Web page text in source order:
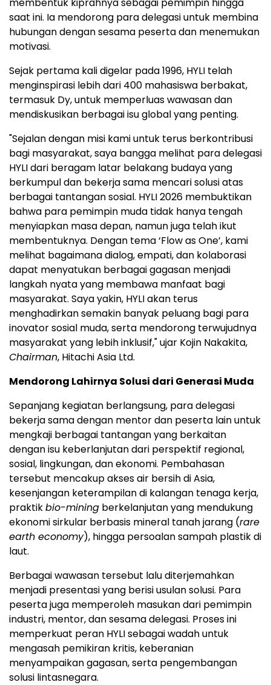
saat ini. Ia mendorong para delegasi untuk membina
hubungan dengan sesama peserta dan menemukan
motivasi.
Sejak pertama kali digelar pada 1996, HYLI telah
menginspirasi lebih dari 400 mahasiswa berbakat,
termasuk Dy, untuk memperluas wawasan dan
mendiskusikan berbagai isu global yang penting.
"Sejalan dengan misi kami untuk terus berkontribusi
bagi masyarakat, saya bangga melihat para delegasi
HYLI dari beragam latar belakang budaya yang
berkumpul dan bekerja sama mencari solusi atas
berbagai tantangan sosial. HYLI 2026 membuktikan
bahwa para pemimpin muda tidak hanya tengah
menyiapkan masa depan, namun juga telah ikut
membentuknya. Dengan tema ‘Flow as One’, kami
melihat bagaimana dialog, empati, dan kolaborasi
dapat menyatukan berbagai gagasan menjadi
langkah nyata yang membawa manfaat bagi
masyarakat. Saya yakin, HYLI akan terus
menghadirkan semakin banyak peluang bagi para
inovator sosial muda, serta mendorong terwujudnya
masyarakat yang lebih inklusif," ujar Kojin Nakakita,
Chairman, Hitachi Asia Ltd.
Mendorong Lahirnya Solusi dari Generasi Muda
Sepanjang kegiatan berlangsung, para delegasi
bekerja sama dengan mentor dan peserta lain untuk
mengkaji berbagai tantangan yang berkaitan
dengan isu keberlanjutan dari perspektif regional,
sosial, lingkungan, dan ekonomi. Pembahasan
tersebut mencakup akses air bersih di Asia,
kesenjangan keterampilan di kalangan tenaga kerja,
praktikbio-mining berkelanjutan yang mendukung
ekonomi sirkular berbasis mineral tanah jarang (rare
earth economy), hingga persoalan sampah plastik di
laut.
Berbagai wawasan tersebut lalu diterjemahkan
menjadi presentasi yang berisi usulan solusi. Para
peserta juga memperoleh masukan dari pemimpin
industri, mentor, dan sesama delegasi. Proses ini
memperkuat peran HYLI sebagai wadah untuk
mengasah pemikiran kritis, keberanian
menyampaikan gagasan, serta pengembangan
solusi lintasnegara.